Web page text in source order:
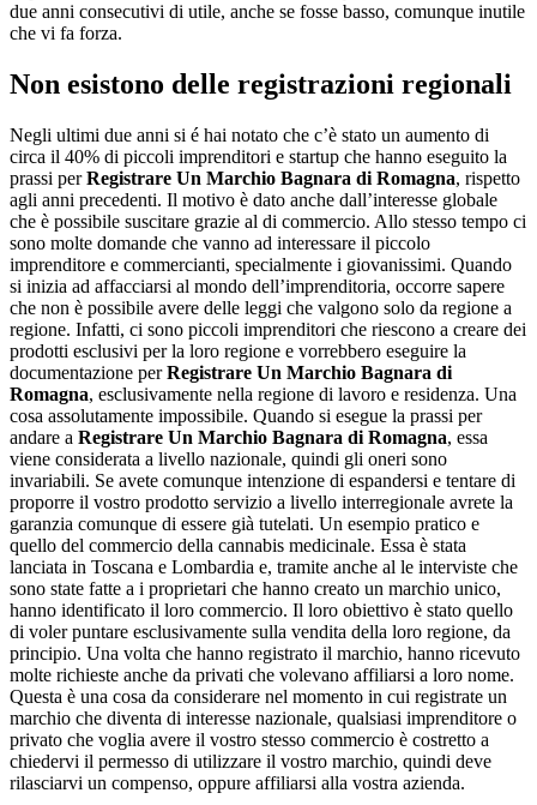
due anni consecutivi di utile, anche se fosse basso, comunque inutile
che vi fa forza.
Non esistono delle registrazioni regionali
Negli ultimi due anni si é hai notato che c’è stato un aumento di
circa il 40% di piccoli imprenditori e startup che hanno eseguito la
prassi perRegistrare Un Marchio Bagnara di Romagna, rispetto
agli anni precedenti. Il motivo è dato anche dall’interesse globale
che è possibile suscitare grazie al di commercio. Allo stesso tempo ci
sono molte domande che vanno ad interessare il piccolo
imprenditore e commercianti, specialmente i giovanissimi. Quando
si inizia ad affacciarsi al mondo dell’imprenditoria, occorre sapere
che non è possibile avere delle leggi che valgono solo da regione a
regione. Infatti, ci sono piccoli imprenditori che riescono a creare dei
prodotti esclusivi per la loro regione e vorrebbero eseguire la
documentazione perRegistrare Un Marchio Bagnara di
Romagna, esclusivamente nella regione di lavoro e residenza. Una
cosa assolutamente impossibile. Quando si esegue la prassi per
andare a Registrare Un Marchio Bagnara di Romagna, essa
viene considerata a livello nazionale, quindi gli oneri sono
invariabili. Se avete comunque intenzione di espandersi e tentare di
proporre il vostro prodotto servizio a livello interregionale avrete la
garanzia comunque di essere già tutelati. Un esempio pratico e
quello del commercio della cannabis medicinale. Essa è stata
lanciata in Toscana e Lombardia e, tramite anche al le interviste che
sono state fatte a i proprietari che hanno creato un marchio unico,
hanno identificato il loro commercio. Il loro obiettivo è stato quello
di voler puntare esclusivamente sulla vendita della loro regione, da
principio. Una volta che hanno registrato il marchio, hanno ricevuto
molte richieste anche da privati che volevano affiliarsi a loro nome.
Questa è una cosa da considerare nel momento in cui registrate un
marchio che diventa di interesse nazionale, qualsiasi imprenditore o
privato che voglia avere il vostro stesso commercio è costretto a
chiedervi il permesso di utilizzare il vostro marchio, quindi deve
rilasciarvi un compenso, oppure affiliarsi alla vostra azienda.